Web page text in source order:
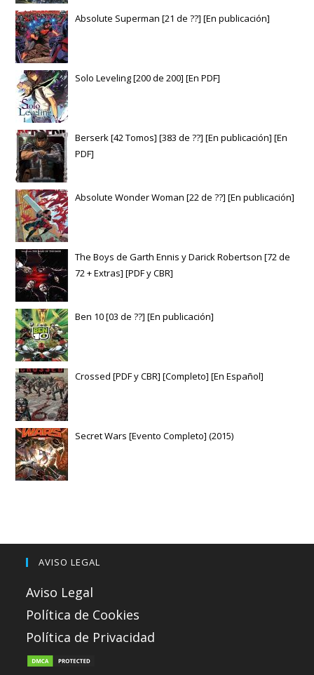
Absolute Superman [21 de ??] [En publicación]
Solo Leveling [200 de 200] [En PDF]
Berserk [42 Tomos] [383 de ??] [En publicación] [En
PDF]
Absolute Wonder Woman [22 de ??] [En publicación]
The Boys de Garth Ennis y Darick Robertson [72 de
72 + Extras] [PDF y CBR]
Ben 10 [03 de ??] [En publicación]
Crossed [PDF y CBR] [Completo] [En Español]
Secret Wars [Evento Completo] (2015)
AVISO LEGAL
Aviso Legal
Política de Cookies
Política de Privacidad